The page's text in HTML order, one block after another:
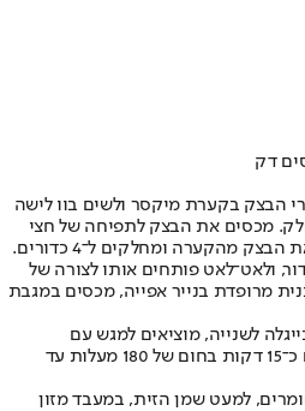
הבצק בקערת מיקסר ולשים בוו לישה
מכסים את הבצק לתפיחה של חצי
שעה. כעבור 30 דקות מוציאים את הבצק מהקערה ומחלקים ל־4 כדורים.
ולאט־לאט פותחים אותו לצורה של
מרופדת בנייר אפייה, מכסים במגבת
לשנייה, מוציאים למגש עם
השומשום ומצפים מסביב. אופים כ־15 דקות בחום של 180 מעלות עד
למעט שמן הזית, במעבד מזון